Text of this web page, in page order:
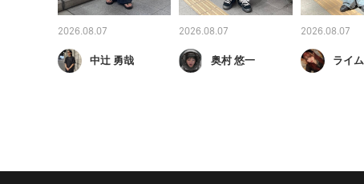
2026.08.07
中辻 勇哉
2026.08.07
奥村 悠一
2026.08.07
ライム